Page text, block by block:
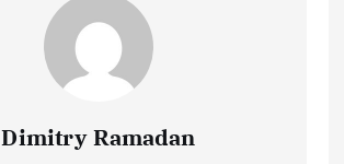
Dimitry Ramadan